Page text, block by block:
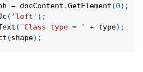
= docContent .GetElement (0) ;
( 'left' ) ;
( 'Class type = ' + type) ;
(shape) ;